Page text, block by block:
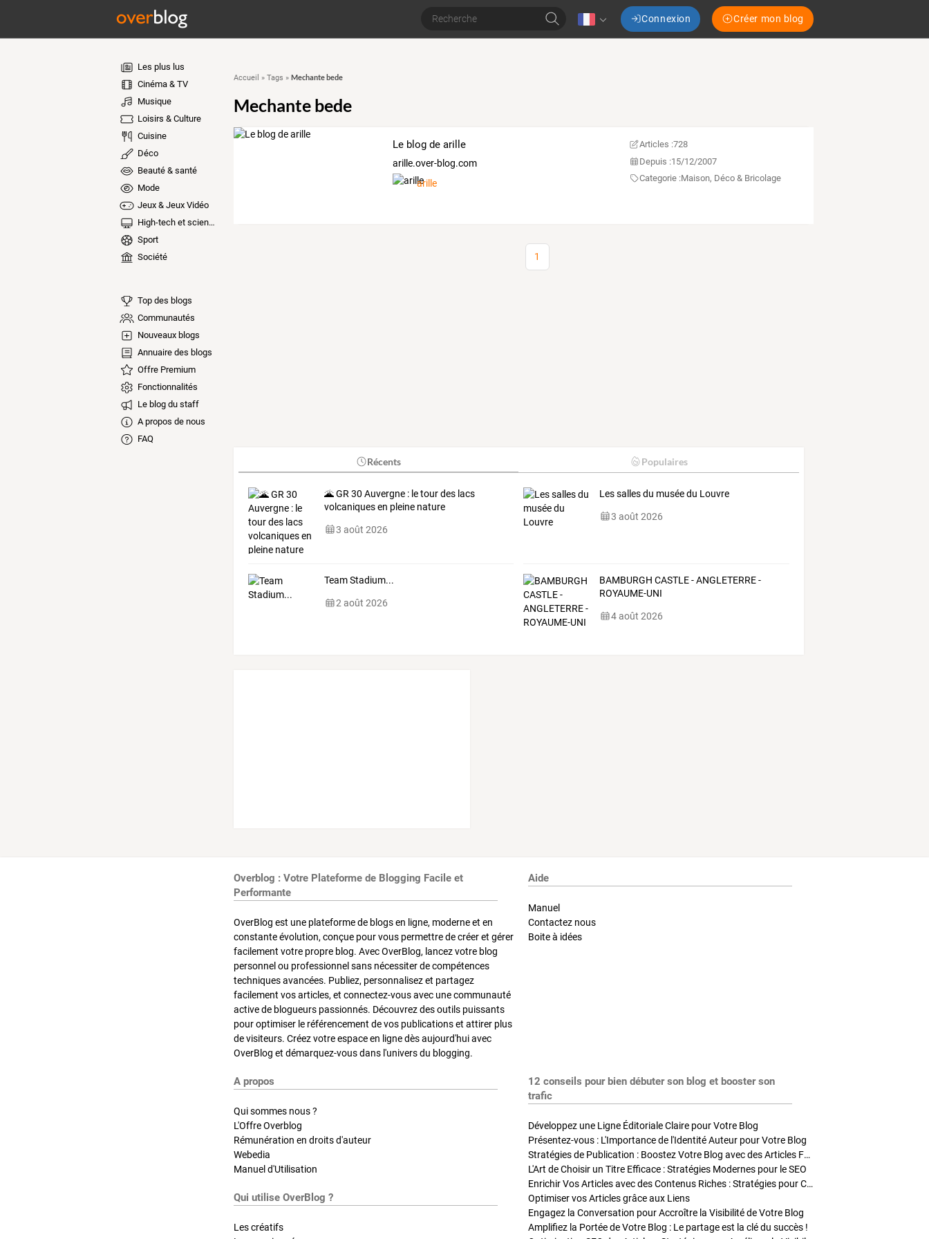
Connexion Créer mon blog
Les plus lus
Cinéma & TV
Musique
Loisirs & Culture
Cuisine
Déco
Beauté & santé
Mode
Jeux & Jeux Vidéo
High-tech et sciences
Sport
Société
Top des blogs
Communautés
Nouveaux blogs
Annuaire des blogs
Offre Premium
Fonctionnalités
Le blog du staff
A propos de nous
FAQ
Accueil » Tags » Mechante bede
Mechante bede
Le blog de arille
arille.over-blog.com
arille
Articles :728
Depuis :15/12/2007
Categorie :Maison, Déco & Bricolage
1
Récents Populaires
🌋 GR 30 Auvergne : le tour des lacs
volcaniques en pleine nature
3 août 2026
Les salles du musée du Louvre
3 août 2026
Team Stadium...
2 août 2026
BAMBURGH CASTLE - ANGLETERRE -
ROYAUME-UNI
4 août 2026
Overblog : Votre Plateforme de Blogging Facile et
Performante
OverBlog est une plateforme de blogs en ligne, moderne et en
constante évolution, conçue pour vous permettre de créer et gérer
facilement votre propre blog. Avec OverBlog, lancez votre blog
personnel ou professionnel sans nécessiter de compétences
techniques avancées. Publiez, personnalisez et partagez
facilement vos articles, et connectez-vous avec une communauté
active de blogueurs passionnés. Découvrez des outils puissants
pour optimiser le référencement de vos publications et attirer plus
de visiteurs. Créez votre espace en ligne dès aujourd'hui avec
OverBlog et démarquez-vous dans l'univers du blogging.
Aide
Manuel
Contactez nous
Boite à idées
A propos
Qui sommes nous ?
L'Offre Overblog
Rémunération en droits d'auteur
Webedia
Manuel d'Utilisation
Qui utilise OverBlog ?
Les créatifs
12 conseils pour bien débuter son blog et booster son
trafic
Développez une Ligne Éditoriale Claire pour Votre Blog
Présentez-vous : L'Importance de l'Identité Auteur pour Votre Blog
Stratégies de Publication : Boostez Votre Blog avec des Articles Fréquents et Exclusifs
L'Art de Choisir un Titre Efficace : Stratégies Modernes pour le SEO
Enrichir Vos Articles avec des Contenus Riches : Stratégies pour Captiver et Optimiser
Optimiser vos Articles grâce aux Liens
Engagez la Conversation pour Accroître la Visibilité de Votre Blog
Amplifiez la Portée de Votre Blog : Le partage est la clé du succès !